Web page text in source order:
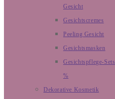
Gesicht
Gesichtscremes
Peeling Gesicht
Gesichtsmasken
Gesichtspflege-Sets
%
Dekorative Kosmetik